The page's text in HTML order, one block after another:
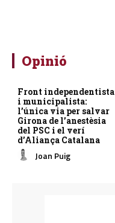
Opinió
Front independentista
i municipalista:
l’única via per salvar
Girona de l’anestèsia
del PSC i el verí
d’Aliança Catalana
Joan Puig